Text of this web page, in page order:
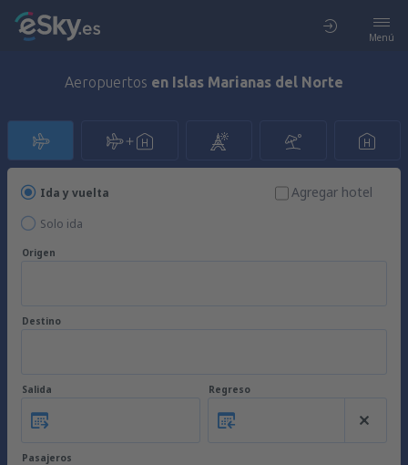
Menú
Aeropuertos en Islas Marianas del Norte
Ida y vuelta
Solo ida
Agregar hotel
Origen
Destino
Salida Regreso
Pasajeros